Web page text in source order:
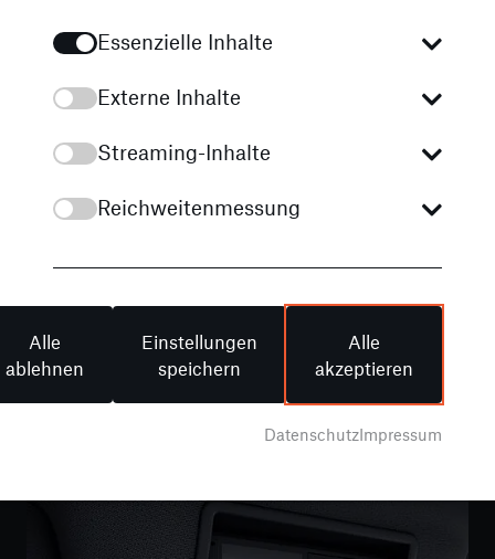
weiterlesen
Essenzielle Inhalte
Externe Inhalte
Streaming-Inhalte
Reichweitenmessung
Alle
ablehnen
Einstellungen
speichern
Alle
akzeptieren
DatenschutzImpressum